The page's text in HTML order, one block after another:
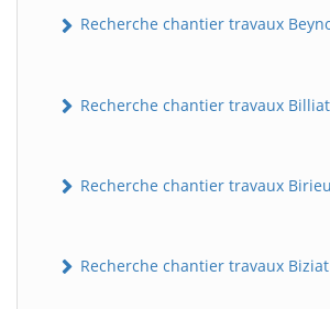
Recherche chantier travaux
Recherche chantier travaux Billiat
Recherche chantier travaux
Recherche chantier travaux Biziat